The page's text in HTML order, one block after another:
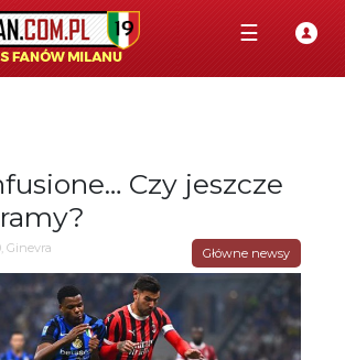
☰
Czy jeszcze
Ginevra Główne newsy